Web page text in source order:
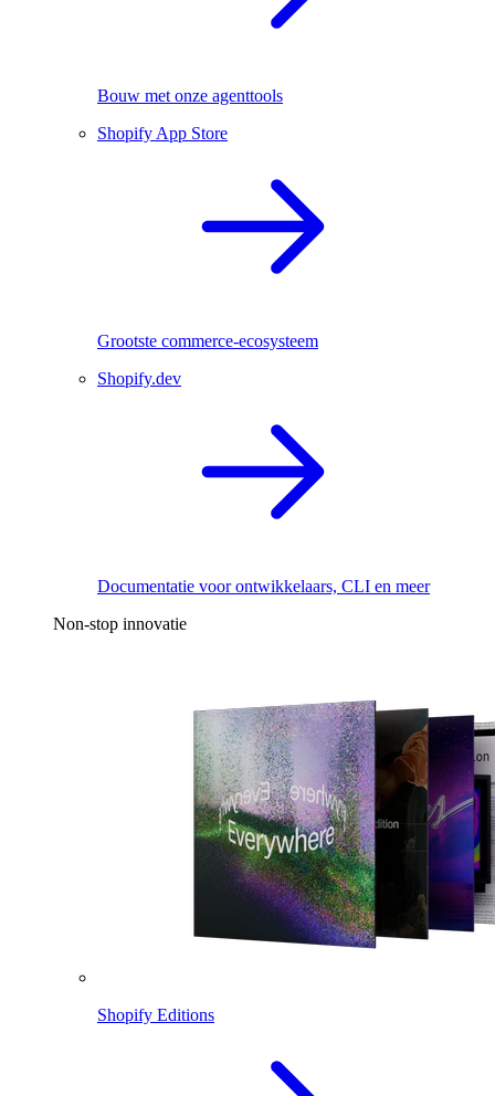
Bouw met onze agenttools
Shopify App Store
Grootste commerce-ecosysteem
Shopify.dev
Documentatie voor ontwikkelaars, CLI en meer
Non-stop innovatie
Shopify Editions